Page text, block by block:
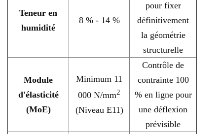
Teneur en
humidité
8 % - 14 %
pour fixer
définitivement
la géométrie
structurelle
Module
d'élasticité
(MoE)
Minimum 11
000 N/mm2
(Niveau E11)
Contrôle de
contrainte 100
% en ligne pour
une déflexion
prévisible